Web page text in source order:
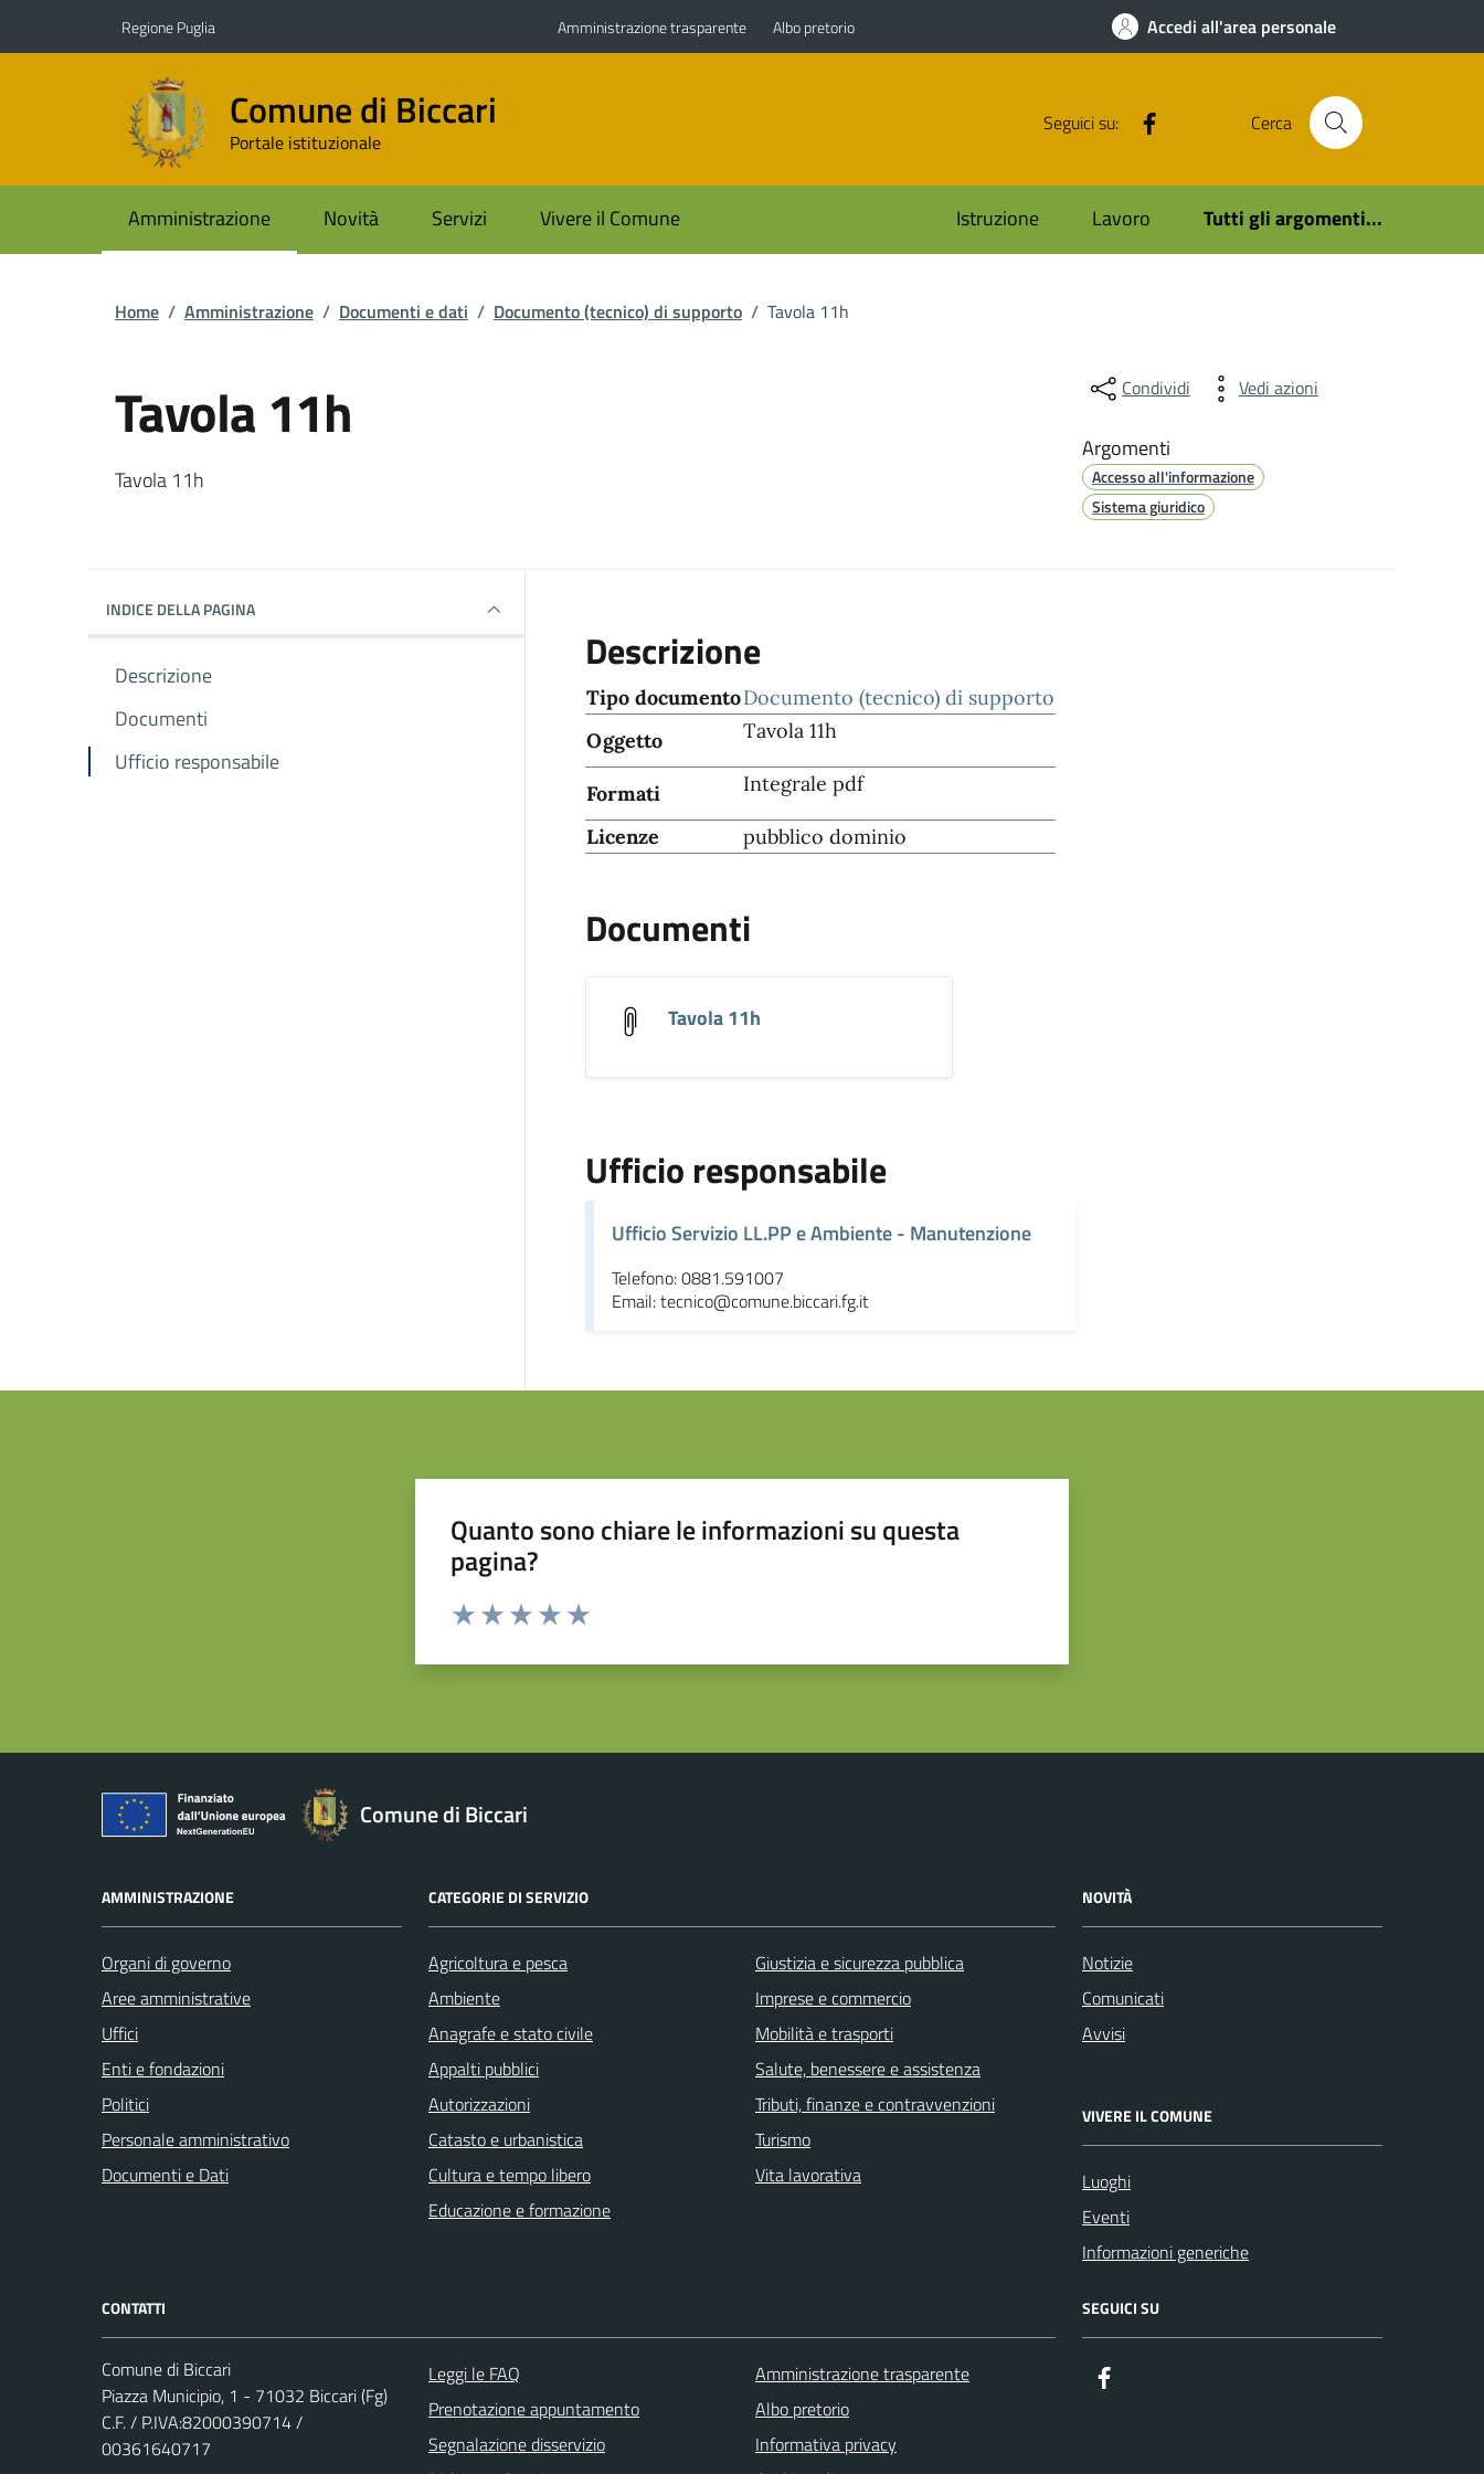
Regione Puglia Amministrazione trasparente Albo pretorio Accedi all'area personale
Comune di Biccari
Portale istituzionale
Seguici su: Cerca
Amministrazione Novità Servizi Vivere il Comune Istruzione Lavoro Tutti gli argomenti...
Home / Amministrazione / Documenti e dati / Documento (tecnico) di supporto / Tavola 11h
Tavola 11h
Dettagli del documento
Tavola 11h
Condividi Vedi azioni
Argomenti
Accesso all'informazione
Sistema giuridico
INDICE DELLA PAGINA
Descrizione
Documenti
Ufficio responsabile
Descrizione
Tipo documentoDocumento (tecnico) di supporto
Oggetto
Tavola 11h
Formati Integrale pdf
Licenze pubblico dominio
Documenti
Tavola 11h
Ufficio responsabile
Ufficio Servizio LL.PP e Ambiente - Manutenzione
Telefono: 0881.591007
Email: tecnico@comune.biccari.fg.it
Quanto sono chiare le informazioni su questa
pagina?
Valuta da 1 a 5 stelle la pagina
Comune di Biccari
AMMINISTRAZIONE
Organi di governo
Aree amministrative
Uffici
Enti e fondazioni
Politici
Personale amministrativo
Documenti e Dati
CATEGORIE DI SERVIZIO
Agricoltura e pesca
Ambiente
Anagrafe e stato civile
Appalti pubblici
Autorizzazioni
Catasto e urbanistica
Cultura e tempo libero
Educazione e formazione
Giustizia e sicurezza pubblica
Imprese e commercio
Mobilità e trasporti
Salute, benessere e assistenza
Tributi, finanze e contravvenzioni
Turismo
Vita lavorativa
NOVITÀ
Notizie
Comunicati
Avvisi
VIVERE IL COMUNE
Luoghi
Eventi
Informazioni generiche
CONTATTI
Comune di Biccari
Piazza Municipio, 1 - 71032 Biccari (Fg)
C.F. / P.IVA:82000390714 /
00361640717
Leggi le FAQ
Prenotazione appuntamento
Segnalazione disservizio
Amministrazione trasparente
Albo pretorio
Informativa privacy
SEGUICI SU